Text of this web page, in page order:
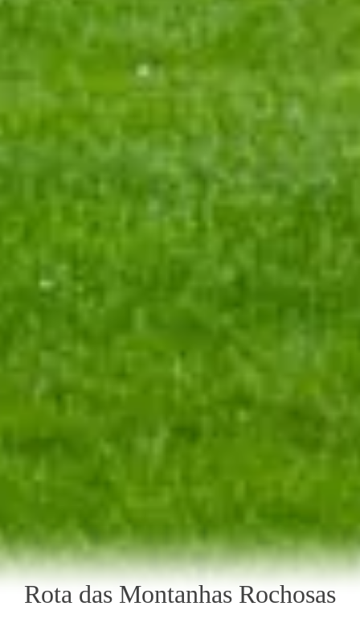
Rota das Montanhas Rochosas